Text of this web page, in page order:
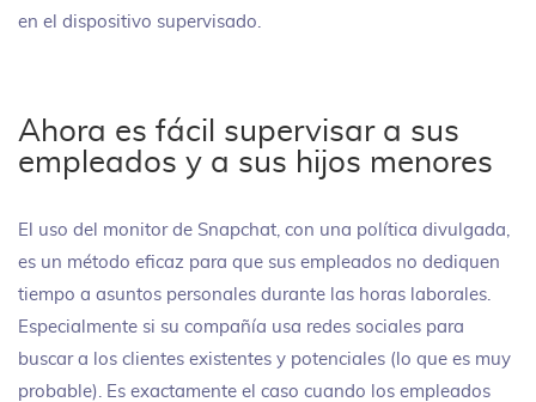
en el dispositivo supervisado.
Ahora es fácil supervisar a sus
empleados y a sus hijos menores
El uso del monitor de Snapchat, con una política divulgada,
es un método eficaz para que sus empleados no dediquen
tiempo a asuntos personales durante las horas laborales.
Especialmente si su compañía usa redes sociales para
buscar a los clientes existentes y potenciales (lo que es muy
probable). Es exactamente el caso cuando los empleados